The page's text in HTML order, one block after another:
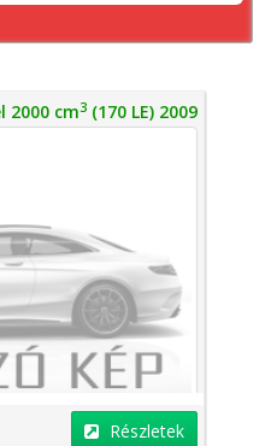
2000 cm3 (170 LE) 2009
Részletek